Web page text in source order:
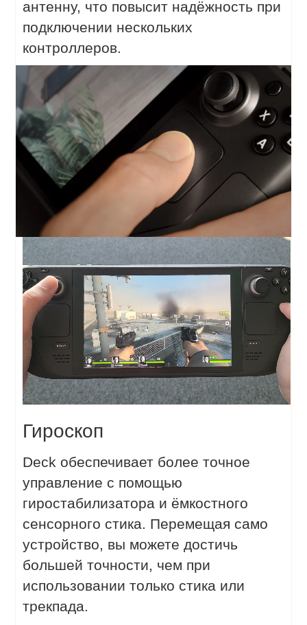
антенну, что повысит надёжность при
подключении нескольких
контроллеров.
Гироскоп
Deck обеспечивает более точное
управление с помощью
гиростабилизатора и ёмкостного
сенсорного стика. Перемещая само
устройство, вы можете достичь
большей точности, чем при
использовании только стика или
трекпада.